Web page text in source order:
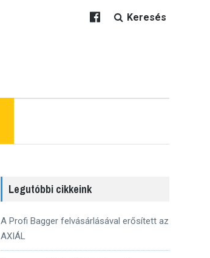
Keresés
Legutóbbi cikkeink
A Profi Bagger felvásárlásával erősített az
AXIÁL